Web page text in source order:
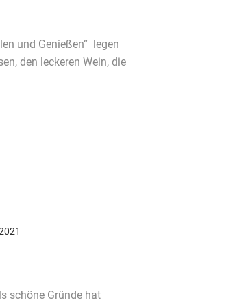
und Genießen“ legen
den leckeren Wein, die
schöne Gründe hat